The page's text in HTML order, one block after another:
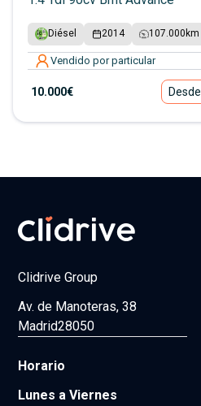
Diésel 2014 107.000 km
Vendido por particular
10.000€ Desde
Clidrive Group
Av. de Manoteras, 38
Madrid28050
Horario
Lunes a Viernes